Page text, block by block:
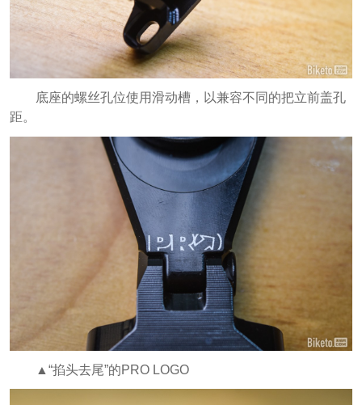
底座的螺丝孔位使用滑动槽，以兼容不同的把立前盖孔
距。
▲“掐头去尾”的PRO LOGO